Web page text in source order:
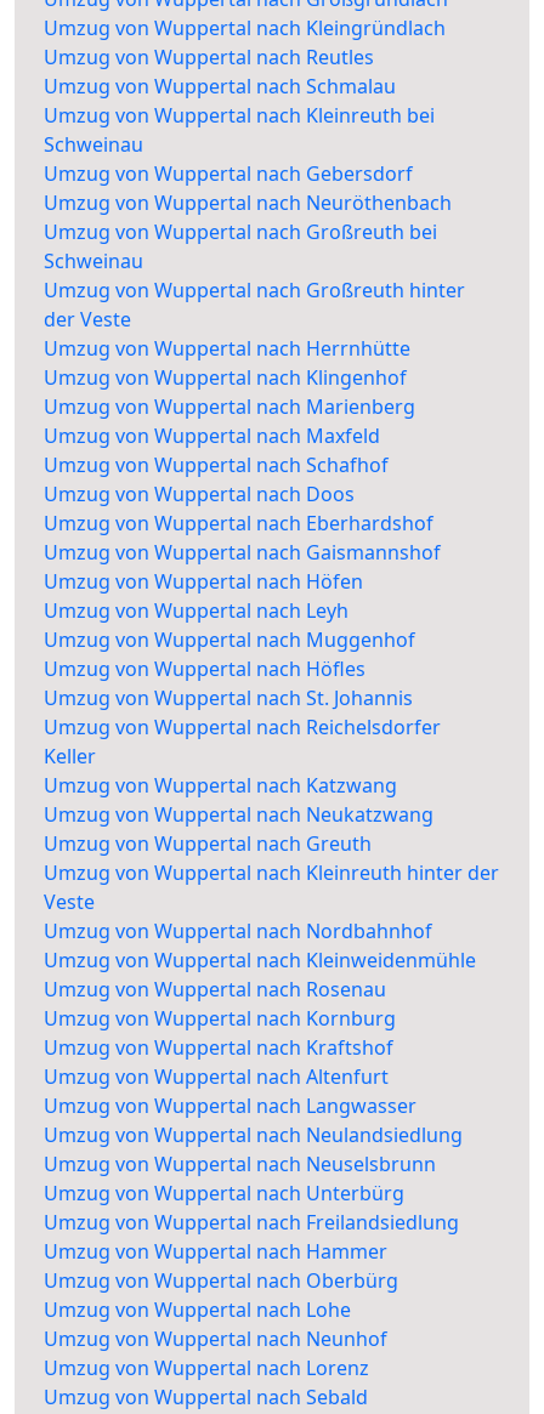
Umzug von Wuppertal nach Kleingründlach
Umzug von Wuppertal nach Reutles
Umzug von Wuppertal nach Schmalau
Umzug von Wuppertal nach Kleinreuth bei
Schweinau
Umzug von Wuppertal nach Gebersdorf
Umzug von Wuppertal nach Neuröthenbach
Umzug von Wuppertal nach Großreuth bei
Schweinau
Umzug von Wuppertal nach Großreuth hinter
der Veste
Umzug von Wuppertal nach Herrnhütte
Umzug von Wuppertal nach Klingenhof
Umzug von Wuppertal nach Marienberg
Umzug von Wuppertal nach Maxfeld
Umzug von Wuppertal nach Schafhof
Umzug von Wuppertal nach Doos
Umzug von Wuppertal nach Eberhardshof
Umzug von Wuppertal nach Gaismannshof
Umzug von Wuppertal nach Höfen
Umzug von Wuppertal nach Leyh
Umzug von Wuppertal nach Muggenhof
Umzug von Wuppertal nach Höfles
Umzug von Wuppertal nach St. Johannis
Umzug von Wuppertal nach Reichelsdorfer
Keller
Umzug von Wuppertal nach Katzwang
Umzug von Wuppertal nach Neukatzwang
Umzug von Wuppertal nach Greuth
Umzug von Wuppertal nach Kleinreuth hinter der
Veste
Umzug von Wuppertal nach Nordbahnhof
Umzug von Wuppertal nach Kleinweidenmühle
Umzug von Wuppertal nach Rosenau
Umzug von Wuppertal nach Kornburg
Umzug von Wuppertal nach Kraftshof
Umzug von Wuppertal nach Altenfurt
Umzug von Wuppertal nach Langwasser
Umzug von Wuppertal nach Neulandsiedlung
Umzug von Wuppertal nach Neuselsbrunn
Umzug von Wuppertal nach Unterbürg
Umzug von Wuppertal nach Freilandsiedlung
Umzug von Wuppertal nach Hammer
Umzug von Wuppertal nach Oberbürg
Umzug von Wuppertal nach Lohe
Umzug von Wuppertal nach Neunhof
Umzug von Wuppertal nach Lorenz
Umzug von Wuppertal nach Sebald